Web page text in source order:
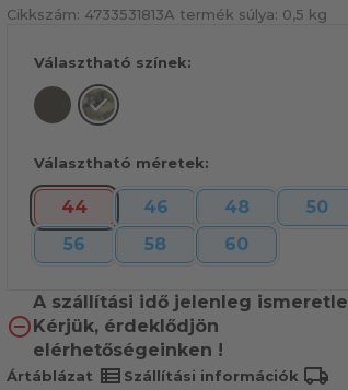
Cikkszám: 4733531813A termék súlya: 0,5 kg
Választható színek:
Választható méretek:
44 46 48 50
56
58 60
A szállítási idő jelenleg
Kérjük, érdeklődjön
elérhetőségeinken !
Ártáblázat view_list Szállítási információk local_shipping